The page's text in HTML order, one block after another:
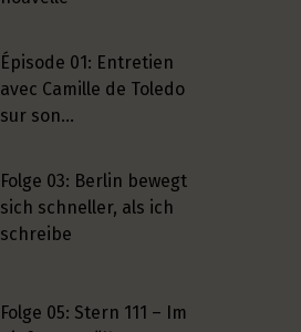
Épisode 01: Entretien
avec Camille de Toledo
sur son…
Folge 03: Berlin bewegt
sich schneller, als ich
schreibe
Folge 05: Stern 111 – Im